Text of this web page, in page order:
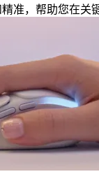
准，帮助您在关